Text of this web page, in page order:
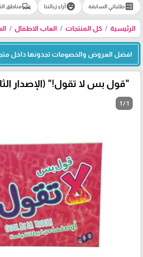
ballotطلباتي السابقة emoji_emotionsآراء زبائننا commuteمناطق
الرئيسية كل المنتجات العاب الاطفال
افضل العروض والخصومات تجدونها داخل
"قول بس لا تقول!" (الإصدار
1 / 1